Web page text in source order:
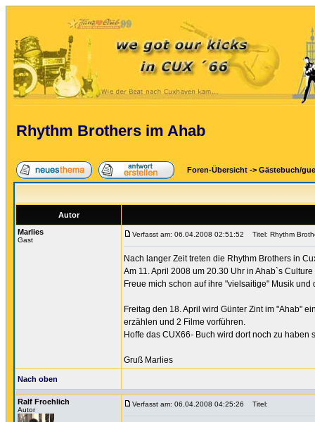
Rhythm Brothers im Ahab
Foren-Übersicht -> Gästebuch/
Autor
Marlies
Gast
Verfasst am: 06.04.2008 02:51:52 Titel: Rhythm
Nach langer Zeit treten die Rhythm Brothers in
Am 11. April 2008 um 20.30 Uhr in Ahab`s
Freue mich schon auf ihre "vielsaitige" Musik und
Freitag den 18. April wird Günter Zint im "Ahab"
erzählen und 2 Filme vorführen.
Hoffe das CUX66- Buch wird dort noch zu haben
Gruß Marlies
Nach oben
Ralf Froehlich
Autor
Verfasst am: 06.04.2008 04:25:26 Titel: